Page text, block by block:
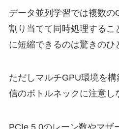
データ並列学習では複数の
割り当てて同時処理するこ
に短縮できるのは驚きのひ
ただしマルチGPU環境を
信のボトルネックに注意し